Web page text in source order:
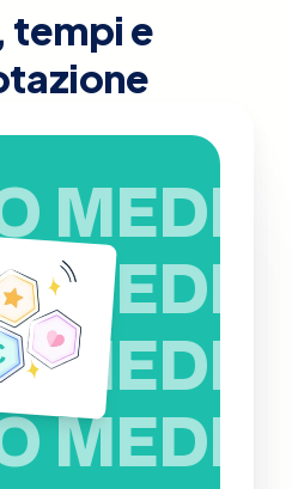
tempi e
MEDIO
MEDIO
MEDIO
MEDIO